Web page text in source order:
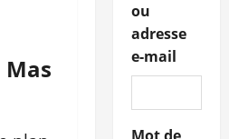
ou
adresse
e-mail